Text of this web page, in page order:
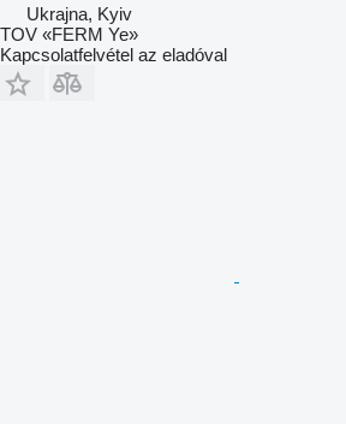
Ukrajna, Kyiv
TOV «FERM Ye»
Kapcsolatfelvétel az eladóval